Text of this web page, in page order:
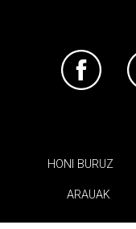
HONI BURUZ
ARAUAK